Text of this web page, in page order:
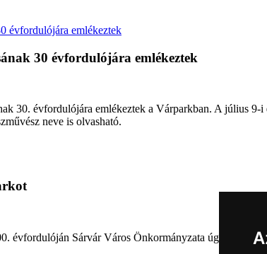
30 évfordulójára emlékeztek
30. évfordulójára emlékeztek a Várparkban. A július
neve is olvasható.
évfordulóján Sárvár Város Önkormányzata úgy